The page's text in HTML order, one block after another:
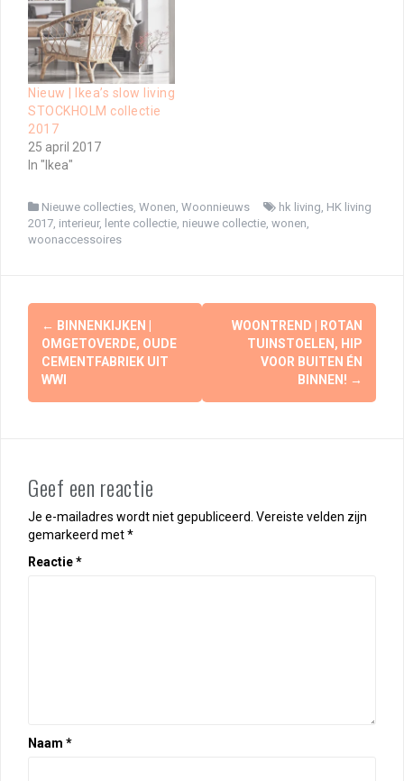
Nieuw | Ikea’s slow living
STOCKHOLM collectie
2017
25 april 2017
In "Ikea"
Nieuwe collecties Wonen Woonnieuws hk living HK living
2017 interieur, lente collectie nieuwe collectie wonen
woonaccessoires
Berichtnavigatie
← BINNENKIJKEN |
OMGETOVERDE, OUDE
CEMENTFABRIEK UIT
WWI
WOONTREND | ROTAN
TUINSTOELEN, HIP
VOOR BUITEN ÉN
BINNEN! →
Geef een reactie
Je e-mailadres wordt niet gepubliceerd. Vereiste velden zijn
gemarkeerd met*
Reactie*
Naam *